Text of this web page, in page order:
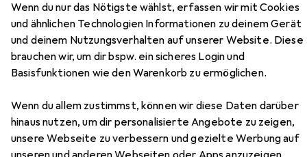
Wenn du nur das Nötigste wählst, erfassen wir mit Cookies
und ähnlichen Technologien Informationen zu deinem Gerät
und deinem Nutzungsverhalten auf unserer Website. Diese
brauchen wir, um dir bspw. ein sicheres Login und
Basisfunktionen wie den Warenkorb zu ermöglichen.
Wenn du allem zustimmst, können wir diese Daten darüber
hinaus nutzen, um dir personalisierte Angebote zu zeigen,
unsere Webseite zu verbessern und gezielte Werbung auf
EUR
27,61
Maestroelectric kettle 1.7l MR-051-
Grey
1.70 l
Zubehör für Maestro electric